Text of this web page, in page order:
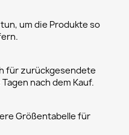
um die Produkte so
für zurückgesendete
nach dem Kauf.
Größentabelle für